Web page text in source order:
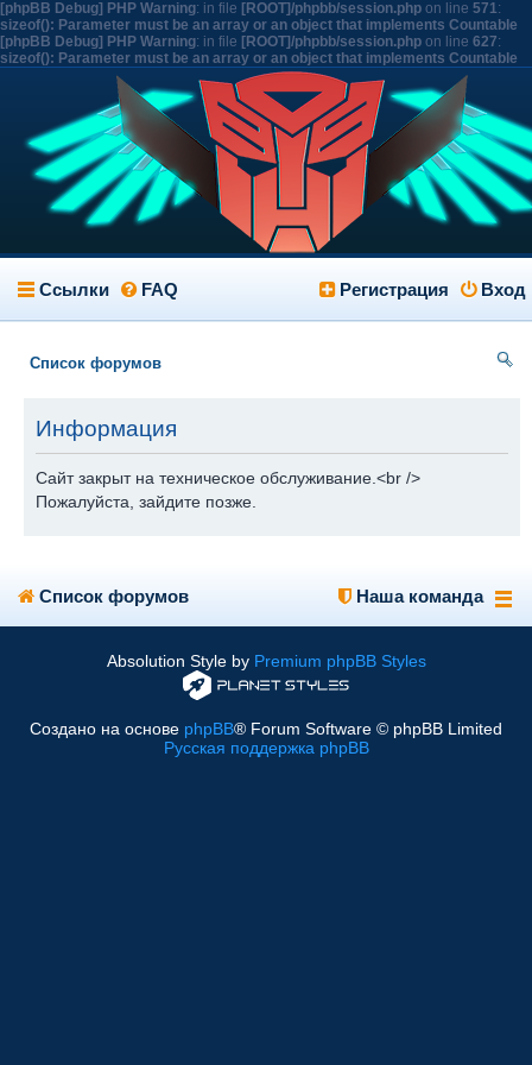
[phpBB Debug] PHP Warning: in file [ROOT]/phpbb/session.php on line 571:
sizeof(): Parameter must be an array or an object that implements Countable
[phpBB Debug] PHP Warning: in file [ROOT]/phpbb/session.php on line 627:
sizeof(): Parameter must be an array or an object that implements Countable
Ссылки FAQ Вход
Регистрация
Список форумов
Информация
Сайт закрыт на техническое обслуживание.<br />
Пожалуйста, зайдите позже.
Список форумов Наша команда
Absolution Style by Premium phpBB Styles
Создано на основе phpBB® Forum Software © phpBB Limited
Русская поддержка phpBB